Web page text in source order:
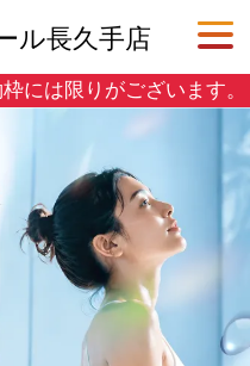
ル長久手店
には限りがございます。